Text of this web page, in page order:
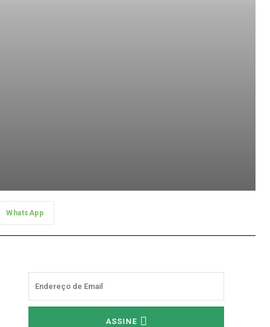
WhatsApp
ASSINE